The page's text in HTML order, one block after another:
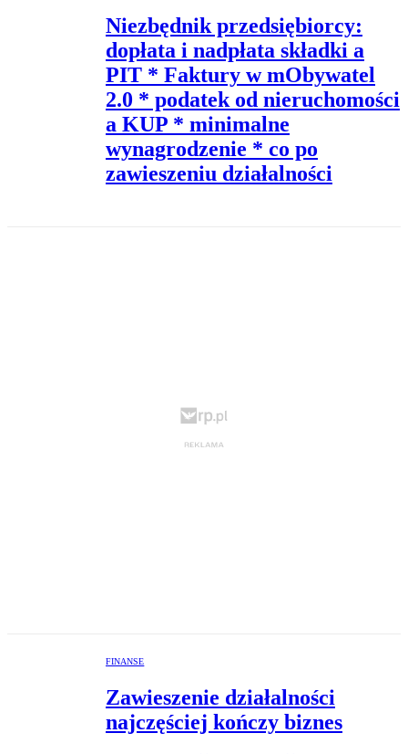
Niezbędnik przedsiębiorcy:
dopłata i nadpłata składki a
PIT * Faktury w mObywatel
2.0 * podatek od nieruchomości
a KUP * minimalne
wynagrodzenie * co po
zawieszeniu działalności
FINANSE
Zawieszenie działalności
najczęściej kończy biznes